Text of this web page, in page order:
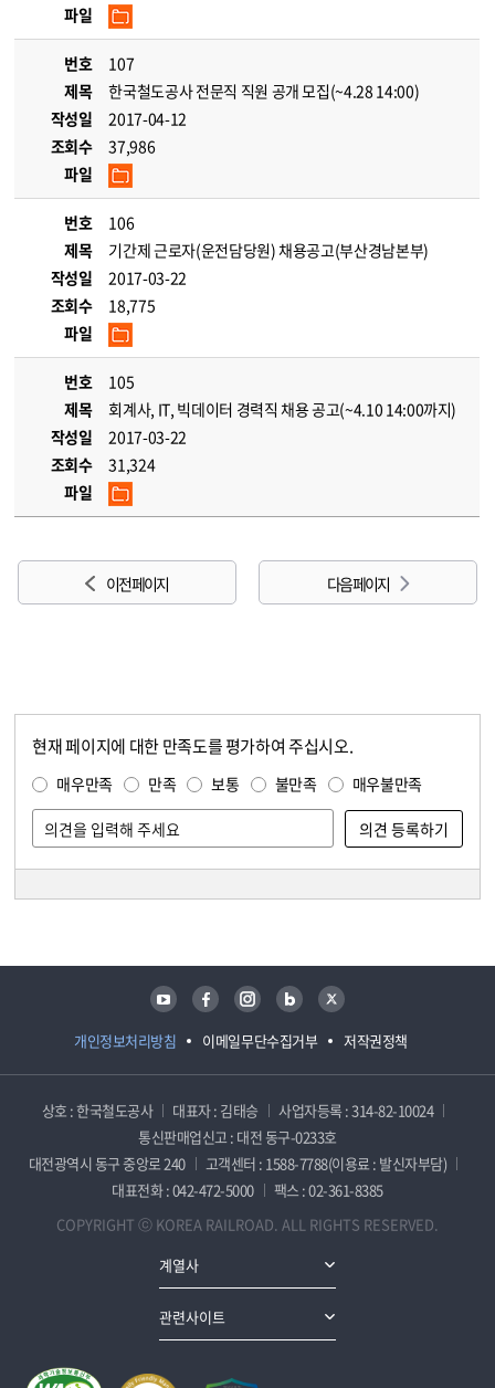
파일
번호
107
제목
한국철도공사 전문직 직원 공개 모집(~4.28 14:00)
작성일
2017-04-12
조회수
37,986
파일
번호
106
제목
기간제 근로자(운전담당원) 채용공고(부산경남본부)
작성일
2017-03-22
조회수
18,775
파일
번호
105
제목
회계사, IT, 빅데이터 경력직 채용 공고(~4.10 14:00까지)
작성일
2017-03-22
조회수
31,324
파일
이전 페이지 다음 페이지
현재 페이지에 대한 만족도를 평가하여 주십시오.
매우만족 만족 보통 불만족 매우불만족
개인정보처리방침 이메일무단수집거부 저작권정책
유튜브 페이스북 인스타그램 블로그 트위터
상호 : 한국철도공사 대표자 : 김태승
사업자등록 : 314-82-10024
통신판매업신고 : 대전 동구-0233호
대전광역시 동구 중앙로 240
고객센터 : 1588-7788(이용료 : 발신자부담)
대표전화 : 042-472-5000
팩스 : 02-361-8385
COPYRIGHT ⓒ KOREA RAILROAD. ALL RIGHTS RESERVED.
계열사
관련사이트